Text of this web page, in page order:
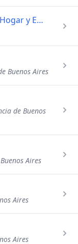
Mingo Mar Decoraciones Decora Su Hogar y Empresa
Buenos Aires
de Buenos
Aires
Aires
Aires